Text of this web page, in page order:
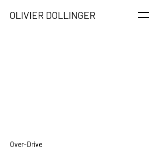
OLIVIER DOLLINGER
Over-Drive